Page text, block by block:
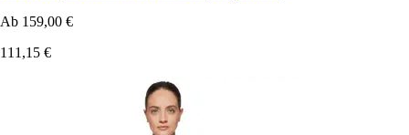
Ab 159,00 €
111,15 €